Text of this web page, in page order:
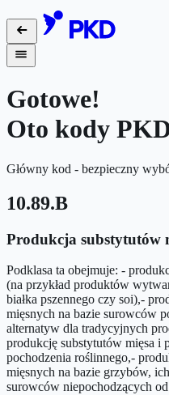
Gotowe!
Oto kody
Główny kod - bezpieczny
10.89.B
Produkcja substytutów
Podklasa ta obejmuje: -
(na przykład produktów
białka pszennego czy soi),-
mięsnych na bazie surowców
alternatyw dla tradycyjnych
produkcję substytutów mięsa i
pochodzenia roślinnego,-
mięsnych na bazie grzybów,
surowców niepochodzących